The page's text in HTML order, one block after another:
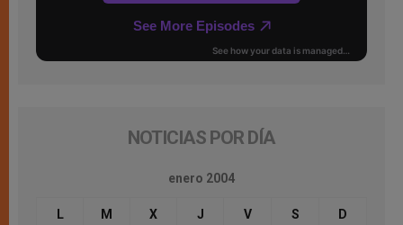
NOTICIAS POR DÍA
enero 2004
L M X J V S D